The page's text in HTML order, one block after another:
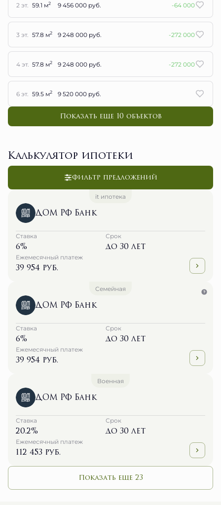
2 эт. 59.1 м2 9 456 000 руб. -64 000
3 эт. 57.8 м2 9 248 000 руб. -272 000
4 эт. 57.8 м2 9 248 000 руб. -272 000
6 эт. 59.5 м2 9 520 000 руб.
Показать еще 10 объектов
Калькулятор ипотеки
Фильтр предложений
it ипотека
ДОМ РФ Банк
Ставка
6%
Срок
до 30 лет
Ежемесячный платеж
39 954 руб.
Семейная
ДОМ РФ Банк
Ставка
6%
Срок
до 30 лет
Ежемесячный платеж
39 954 руб.
Военная
ДОМ РФ Банк
Ставка
20.2%
Срок
до 30 лет
Ежемесячный платеж
112 453 руб.
Показать еще 23